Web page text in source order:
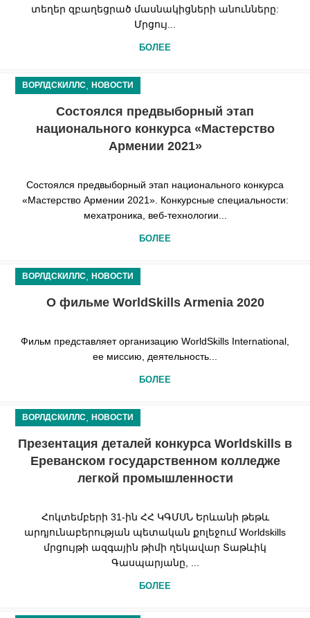
տեղեր զբաղեցրած մասնակիցների անունները:
Մրցույ...
БОЛЕЕ
ВОРЛДСКИЛЛС НОВОСТИ
Состоялся предвыборный этап
национального конкурса «Мастерство
Армении 2021»
Состоялся предвыборный этап национального конкурса
«Мастерство Армении 2021». Конкурсные специальности:
мехатроника, веб-технологии...
БОЛЕЕ
ВОРЛДСКИЛЛС НОВОСТИ
О фильме WorldSkills Armenia 2020
Фильм представляет организацию WorldSkills International,
ее миссию, деятельность...
БОЛЕЕ
ВОРЛДСКИЛЛС НОВОСТИ
Презентация деталей конкурса Worldskills в
Ереванском государственном колледже
легкой промышленности
Հոկտեմբերի 31-ին ՀՀ ԿԳՄՍՆ Երևանի թեթև
արդյունաբերության պետական քոլեջում Worldskills
մրցույթի ազգային թիմի ղեկավար Տաթևիկ
Գասպարյանը, ...
БОЛЕЕ